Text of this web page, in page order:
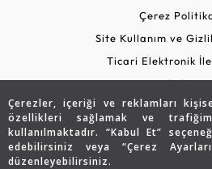
Çerezler, içeriği ve reklamları
özellikleri sağlamak ve
kullanılmaktadır. “Kabul Et”
edebilirsiniz veya “Çerez
düzenleyebilirsiniz.
Çerez
Site Kullanım ve
Ticari Elektronik
KVKK
Güvenli